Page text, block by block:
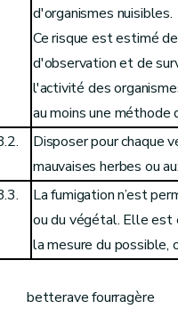
d'organismes nuisibles.
Ce risque est estimé
d'observation et de
l'activité des
au moins une
Disposer pour chaque
mauvaises herbes ou
La fumigation n’est
ou du végétal. Elle est
la mesure du possible,
(1) grandes cultures y
betterave fourragère